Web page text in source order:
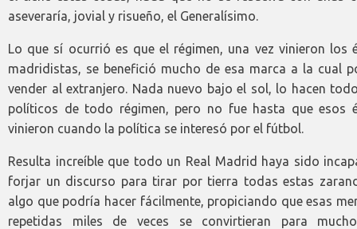
aseveraría, jovial y risueño, el Generalísimo.
Lo que sí ocurrió es que el régimen, una vez vinieron los
madridistas, se benefició mucho de esa marca a la cual
vender al extranjero. Nada nuevo bajo el sol, lo hacen
políticos de todo régimen, pero no fue hasta que esos
vinieron cuando la política se interesó por el fútbol.
Resulta increíble que todo un Real Madrid haya sido
forjar un discurso para tirar por tierra todas estas
algo que podría hacer fácilmente, propiciando que esas
repetidas miles de veces se convirtieran para